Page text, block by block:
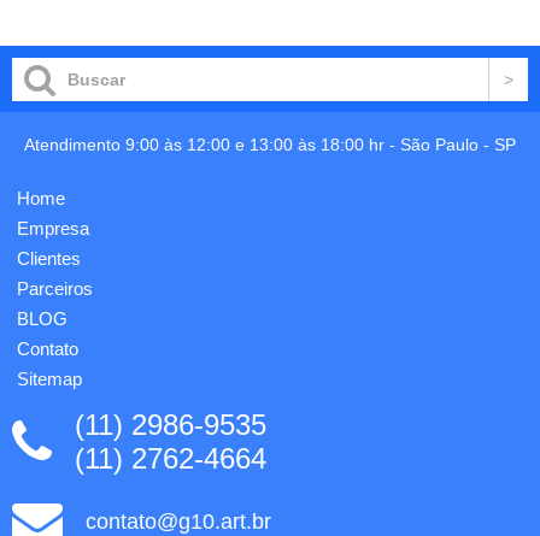
desenhos
para
colorir
lápis de
Capacidade:
200 ml.
Food
grade.
ø72 x
98 mm.
caixinha
cores
PRE /
Atendimento 9:00 às 12:00 e 13:00 às 18:00 hr - São Paulo - SP
Home
Empresa
Clientes
Parceiros
BLOG
Contato
Sitemap
(11) 2986-9535
(11) 2762-4664
contato@g10.art.br